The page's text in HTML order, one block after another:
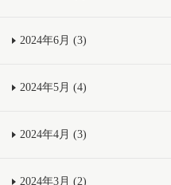
2024年6月 (3)
2024年5月 (4)
2024年4月 (3)
2024年3月 (2)